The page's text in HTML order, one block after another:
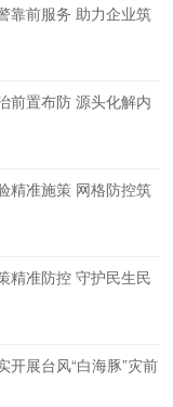
靠前服务 助力企业筑
前置布防 源头化解内
精准施策 网格防控筑
精准防控 守护民生民
开展台风“白海豚”灾前